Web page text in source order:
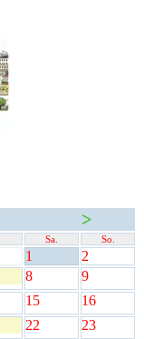
>
Sa. So.
1
2
8
9
15
16
22
23